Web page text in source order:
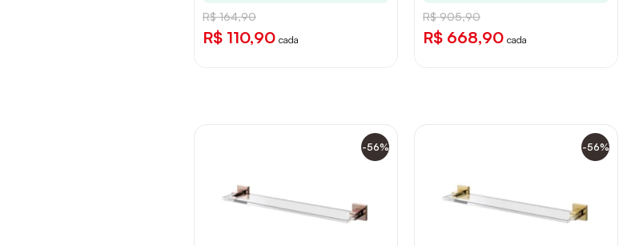
R$ 164,90
R$ 110,90 cada
R$ 905,90
R$ 668,90 cada
-56% -56%